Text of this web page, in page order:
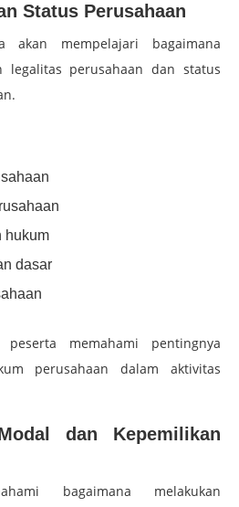
Status Perusahaan
mempelajari bagaimana
legalitas perusahaan dan status
hukum
dasar
memahami pentingnya
perusahaan dalam aktivitas
dan Kepemilikan
bagaimana melakukan